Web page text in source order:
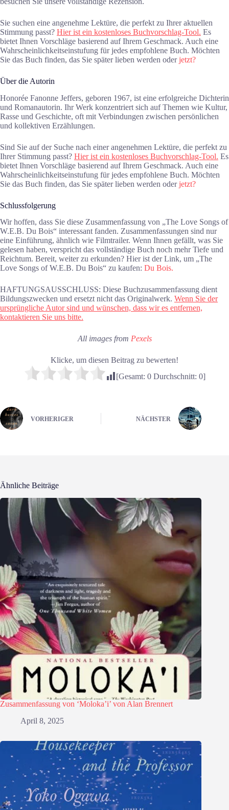
Sie suchen eine angenehme Lektüre, die perfekt zu Ihrer aktuellen
Stimmung passt? Hier ist ein kostenloses Buchvorschlag-Tool. Es
bietet Ihnen Vorschläge basierend auf Ihrem Geschmack. Auch eine
Wahrscheinlichkeitseinstufung für jedes empfohlene Buch. Möchten
Sie das Buch finden, das Sie später lieben werden oderjetzt?
Über die Autorin
Honorée Fanonne Jeffers, geboren 1967, ist eine erfolgreiche Dichterin
und Romanautorin. Ihr Werk konzentriert sich auf Themen wie Kultur,
Rasse und Geschichte, oft mit Verbindungen zwischen persönlichen
und kollektiven Erzählungen.
Sind Sie auf der Suche nach einer angenehmen Lektüre, die perfekt zu
Ihrer Stimmung passt? Hier ist ein kostenloses Buchvorschlag-Tool. Es
bietet Ihnen Vorschläge basierend auf Ihrem Geschmack. Auch eine
Wahrscheinlichkeitseinstufung für jedes empfohlene Buch. Möchten
Sie das Buch finden, das Sie später lieben werden oderjetzt?
Schlussfolgerung
Wir hoffen, dass Sie diese Zusammenfassung von „The Love Songs of
W.E.B. Du Bois“ interessant fanden. Zusammenfassungen sind nur
eine Einführung, ähnlich wie Filmtrailer. Wenn Ihnen gefällt, was Sie
gelesen haben, verspricht das vollständige Buch noch mehr Tiefe und
Reichtum. Bereit, weiter zu erkunden? Hier ist der Link, um „The
Love Songs of W.E.B. Du Bois“ zu kaufen: Du Bois.
HAFTUNGSAUSSCHLUSS: Diese Buchzusammenfassung dient
Bildungszwecken und ersetzt nicht das Originalwerk. Wenn Sie der
ursprüngliche Autor sind und wünschen, dass wir es entfernen,
kontaktieren Sie uns bitte.
All images from Pexels
Klicke, um diesen Beitrag zu bewerten!
[Gesamt: 0Durchschnitt: 0]
VORHERIGER NÄCHSTER
Ähnliche Beiträge
Zusammenfassung von ‘Moloka’i’ von Alan Brennert
April 8, 2025